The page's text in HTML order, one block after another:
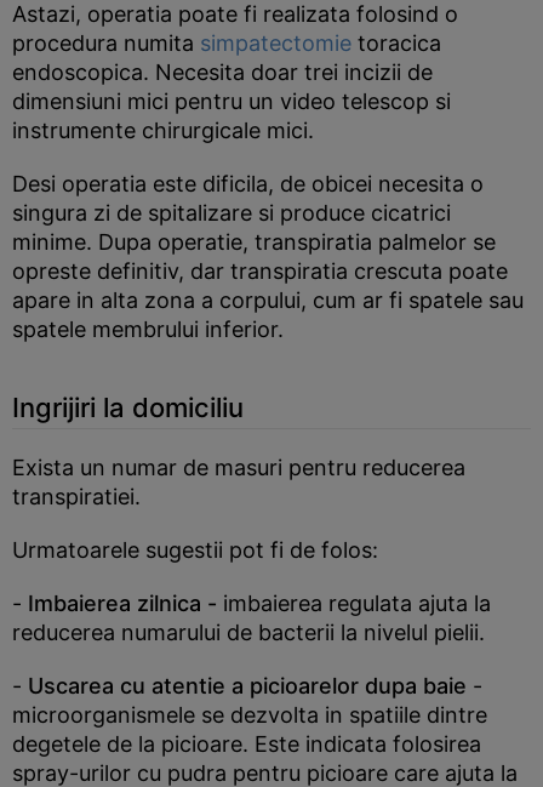
Astazi, operatia poate fi realizata folosind o
procedura numita simpatectomie toracica
endoscopica. Necesita doar trei incizii de
dimensiuni mici pentru un video telescop si
instrumente chirurgicale mici.
Desi operatia este dificila, de obicei necesita o
singura zi de spitalizare si produce cicatrici
minime. Dupa operatie, transpiratia palmelor se
opreste definitiv, dar transpiratia crescuta poate
apare in alta zona a corpului, cum ar fi spatele sau
spatele membrului inferior.
Ingrijiri la domiciliu
Exista un numar de masuri pentru reducerea
transpiratiei.
Urmatoarele sugestii pot fi de folos:
- Imbaierea zilnica - imbaierea regulata ajuta la
reducerea numarului de bacterii la nivelul pielii.
- Uscarea cu atentie a picioarelor dupa baie -
microorganismele se dezvolta in spatiile dintre
degetele de la picioare. Este indicata folosirea
spray-urilor cu pudra pentru picioare care ajuta la